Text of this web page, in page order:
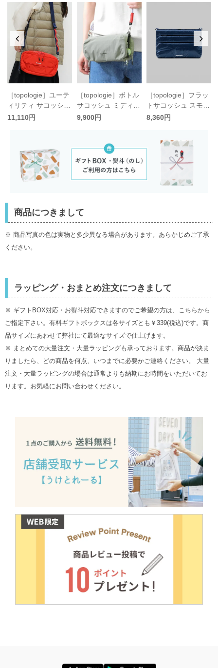
［topologie］ユーテ
ィリティ サコッシュ
EW／トポロジー
11,110円
［topologie］ボトル
サコッシュ ミディア
ム／トポロジー
9,900円
［topologie］フラッ
トサコッシュ スモー
ル／トポロジー
8,360円
商品につきまして
※ 商品写真の色は実物と多少異なる場合があります。あらかじめご了承
ください。
ラッピング・おまとめ注文につきまして
※ ギフトBOX対応・お熨斗対応できますのでご希望の方は、 こちらから
ご指定下さい。有料ギフトボックスは各サイズとも￥339(税込)です。商
品サイズにあわせて弊社にて最適なサイズで仕上げます。
※ まとめての大量注文・大量ラッピングも承っております。商品が決ま
りましたら、どの商品を何点、いつまでに必要かご連絡ください。 大量
注文・大量ラッピングの場合は通常よりも納期にお時間をいただいてお
ります。お気軽にお問い合わせください。